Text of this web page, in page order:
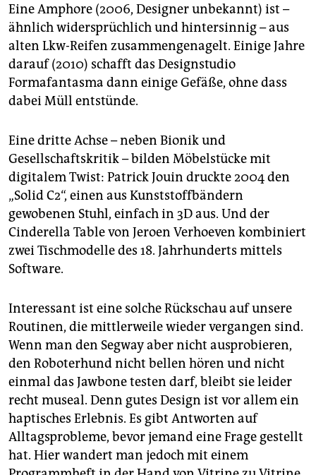
Eine Amphore (2006, Designer unbekannt) ist –
ähnlich widersprüchlich und hintersinnig – aus
alten Lkw-Reifen zusammengenagelt. Einige Jahre
darauf (2010) schafft das Designstudio
Formafantasma dann einige Gefäße, ohne dass
dabei Müll entstünde.
Eine dritte Achse – neben Bionik und
Gesellschaftskritik – bilden Möbelstücke mit
digitalem Twist: Patrick Jouin druckte 2004 den
„Solid C2“, einen aus Kunststoffbändern
gewobenen Stuhl, einfach in 3D aus. Und der
Cinderella Table von Jeroen Verhoeven kombiniert
zwei Tischmodelle des 18. Jahrhunderts mittels
Software.
Interessant ist eine solche Rückschau auf unsere
Routinen, die mittlerweile wieder vergangen sind.
Wenn man den Segway aber nicht ausprobieren,
den Roboterhund nicht bellen hören und nicht
einmal das Jawbone testen darf, bleibt sie leider
recht museal. Denn gutes Design ist vor allem ein
haptisches Erlebnis. Es gibt Antworten auf
Alltagsprobleme, bevor jemand eine Frage gestellt
hat. Hier wandert man jedoch mit einem